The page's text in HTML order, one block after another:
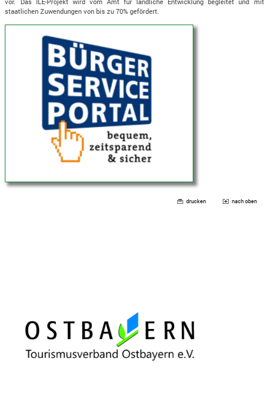
staatlichen Zuwendungen von bis zu 70% gefördert.
drucken nach oben